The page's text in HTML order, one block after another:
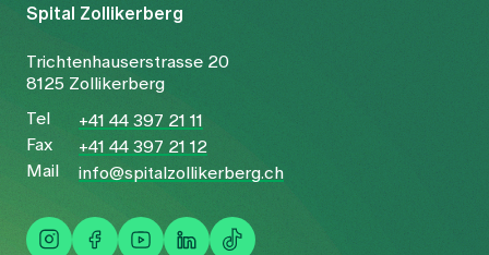
Spital Zollikerberg
Trichtenhauserstrasse 20
8125 Zollikerberg
Tel
+41 44 397 21 11
Fax
+41 44 397 21 12
Mail
info@spitalzollikerberg.ch